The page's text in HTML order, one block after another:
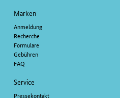
Marken
Anmeldung
Recherche
Formulare
Gebühren
FAQ
Service
Pressekontakt